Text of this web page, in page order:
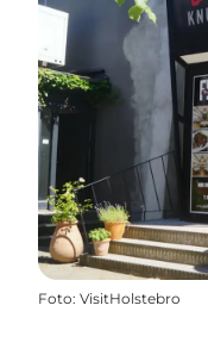
Foto: VisitHolstebro